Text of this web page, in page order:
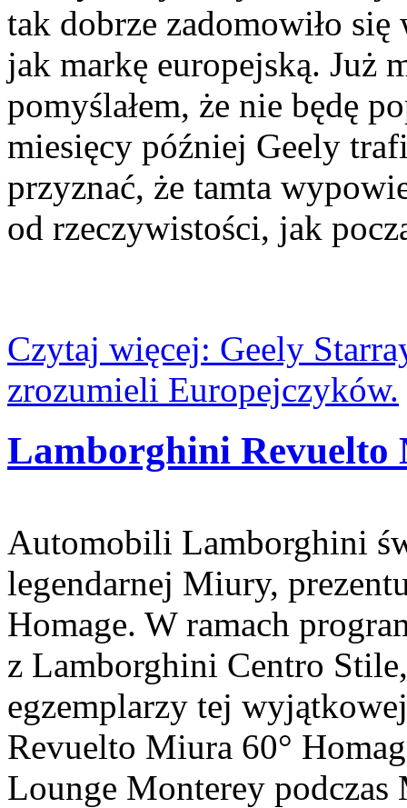
tak dobrze zadomowiło
jak markę europejską. Już
pomyślałem, że nie będę
miesięcy później Geely
przyznać, że tamta
od rzeczywistości, jak
Czytaj więcej: Geely
zrozumieli Europejczyków.
Lamborghini Revuelto
Automobili Lamborghini
legendarnej Miury,
Homage. W ramach
z Lamborghini Centro
egzemplarzy tej
Revuelto Miura 60°
Lounge Monterey podczas